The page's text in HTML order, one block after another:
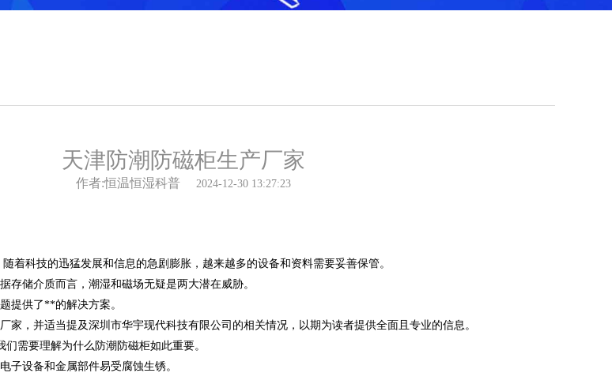
天津防潮防磁柜生产厂家
作者:恒温恒湿科普 2024-12-30 13:27:23
着科技的迅猛发展和信息的急剧膨胀，越来越多的设备和资料需要妥善保管。
存储介质而言，潮湿和磁场无疑是两大潜在威胁。
提供了**的解决方案。
家，并适当提及深圳市华宇现代科技有限公司的相关情况，以期为读者提供全面且专业的信息。
需要理解为什么防潮防磁柜如此重要。
子设备和金属部件易受腐蚀生锈。